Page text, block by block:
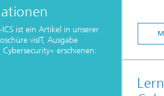
ICS ist ein Artikel in unserer
visIT, Ausgabe
erschienen: